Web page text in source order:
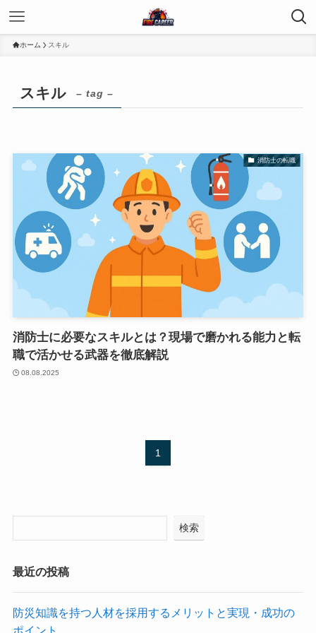
ホーム スキル
スキル – tag –
消防士の転職
消防士に必要なスキルとは？現場で磨かれる能力と転
職で活かせる武器を徹底解説
08.08.2025
1
検索
最近の投稿
防災知識を持つ人材を採用するメリットと実現・成功の
ポイント